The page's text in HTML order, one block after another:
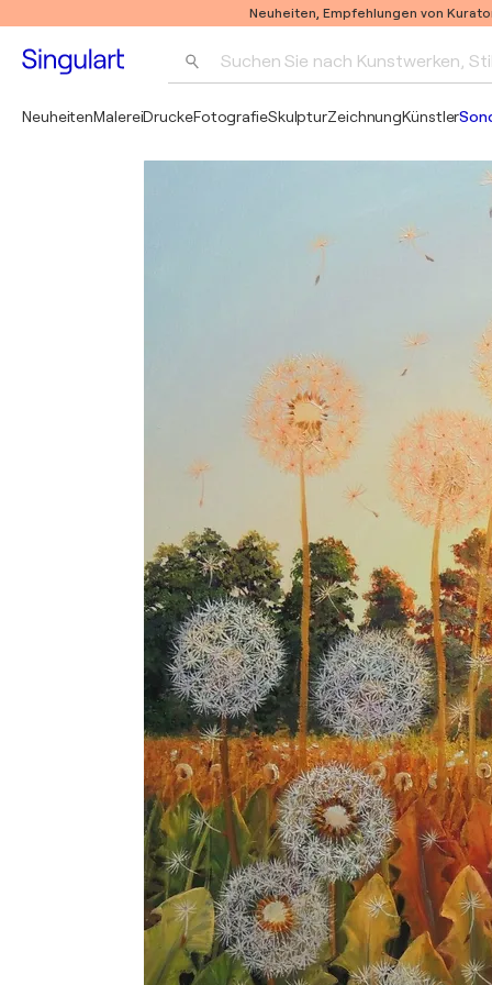
Neuheiten, Empfehlungen von
Suchen Sie nach Kunstwerken,
NeuheitenMalereiDruckeFotografieSkulpturZeichnungKünstler